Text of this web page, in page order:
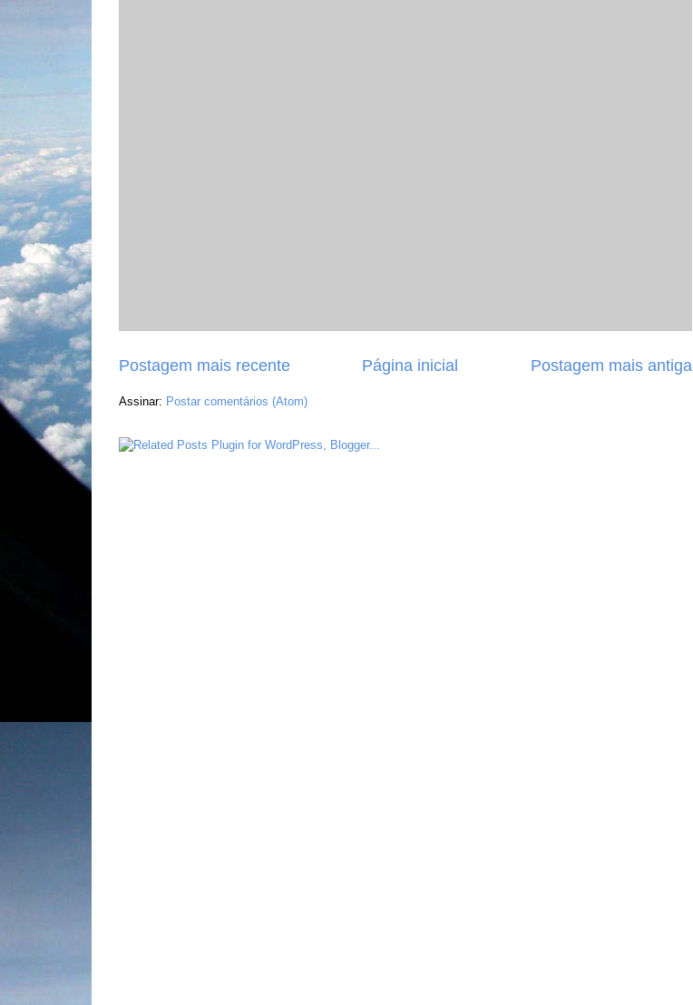
Postagem mais recente Postagem mais antiga
Página inicial
Assinar: Postar comentários (Atom)